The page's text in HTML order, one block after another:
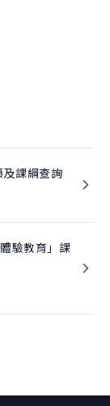
及課綱查詢
驗教育」課